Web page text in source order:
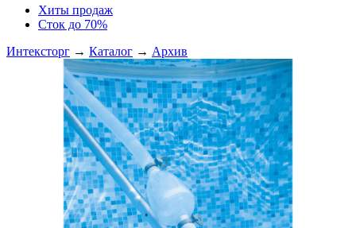
Хиты продаж
Сток до 70%
Интексторг → Каталог → Архив